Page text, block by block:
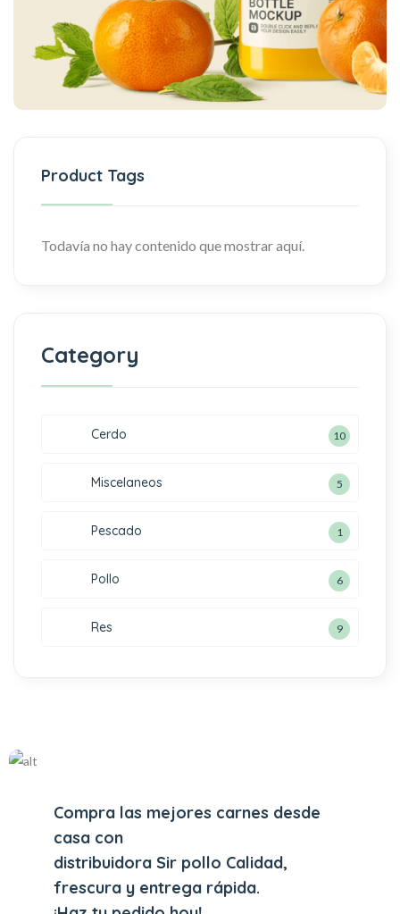
Product Tags
Todavía no hay contenido que mostrar aquí.
Category
Cerdo 10
Miscelaneos 5
Pescado 1
Pollo 6
Res 9
Compra las mejores carnes desde
casa con
distribuidora Sir pollo Calidad,
frescura y entrega rápida.